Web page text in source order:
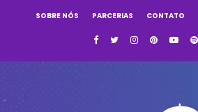
SOBRE NÓS PARCERIAS CONTATO